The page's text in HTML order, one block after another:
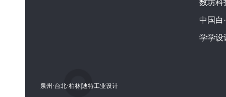
数坊科
中国白
学学设
泉州·台北·柏林|迪特工业设计